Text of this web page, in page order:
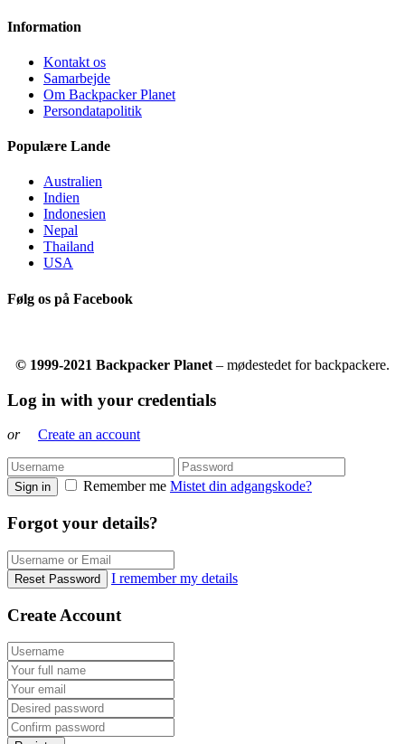
Information
Kontakt os
Samarbejde
Om Backpacker Planet
Persondatapolitik
Populære Lande
Australien
Indien
Indonesien
Nepal
Thailand
USA
Følg os på Facebook
© 1999-2021 Backpacker Planet – mødestedet for backpackere.
Log in with your credentials
or Create an account
Sign in Remember me Mistet din adgangskode?
Forgot your details?
Reset Password I remember my details
Create Account